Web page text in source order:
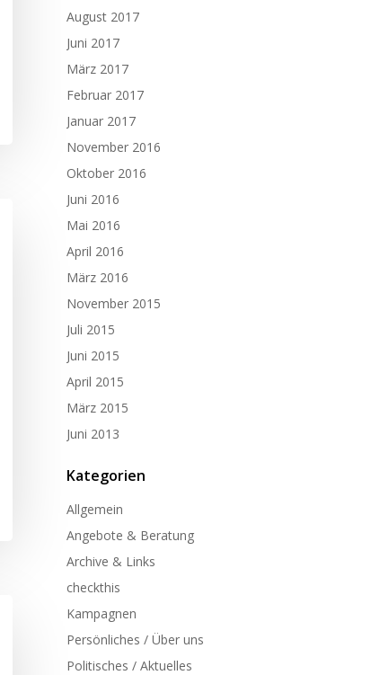
August 2017
Juni 2017
März 2017
Februar 2017
Januar 2017
November 2016
Oktober 2016
Juni 2016
Mai 2016
April 2016
März 2016
November 2015
Juli 2015
Juni 2015
April 2015
März 2015
Juni 2013
Kategorien
Allgemein
Angebote & Beratung
Archive & Links
checkthis
Kampagnen
Persönliches / Über uns
Politisches / Aktuelles